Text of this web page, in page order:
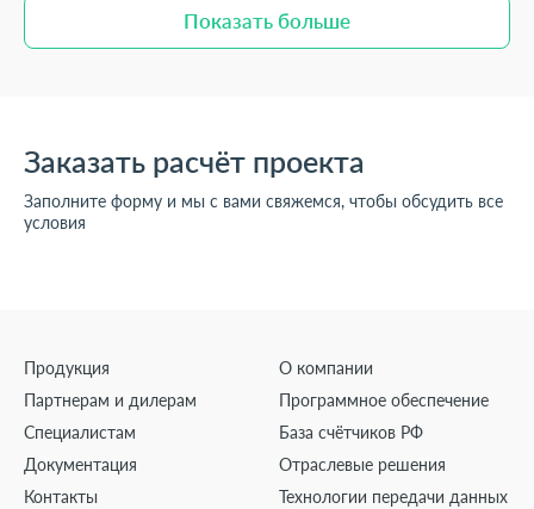
Показать больше
Показать больше
Заказать расчёт проекта
Заполните форму и мы с вами свяжемся, чтобы обсудить все
условия
Продукция
О компании
Партнерам и дилерам
Программное обеспечение
Специалистам
База счётчиков РФ
Документация
Отраслевые решения
Контакты
Технологии передачи данных